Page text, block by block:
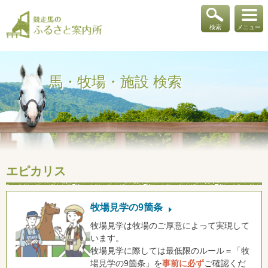
メニュー
検索
馬・牧場・施設 検索
エピカリス
牧場見学の9箇条
牧場見学は牧場のご厚意によって実現して
います。
牧場見学に際しては最低限のルール＝「牧
場見学の9箇条」を事前に必ずご確認くだ